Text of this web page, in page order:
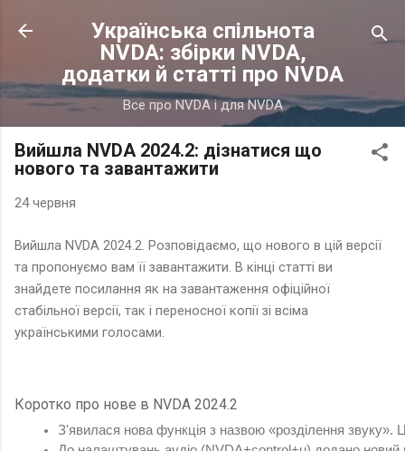
Українська спільнота
NVDA: збірки NVDA,
додатки й статті про NVDA
Все про NVDA і для NVDA
Вийшла NVDA 2024.2: дізнатися що
нового та завантажити
24 червня
Вийшла NVDA 2024.2. Розповідаємо, що нового в цій версії
та пропонуємо вам її завантажити. В кінці статті ви
знайдете посилання як на завантаження офіційної
стабільної версії, так і переносної копії зі всіма
українськими голосами.
Коротко про нове в NVDA 2024.2
З'явилася нова функція з назвою «розділення звуку».